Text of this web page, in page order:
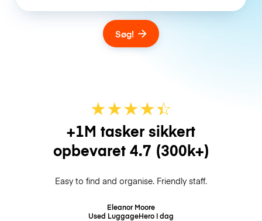
Søg!
★★★★☆
★
+1M tasker sikkert
opbevaret 4.7 (300k+)
Easy to find and organise. Friendly staff.
Eleanor Moore
Used LuggageHero I dag